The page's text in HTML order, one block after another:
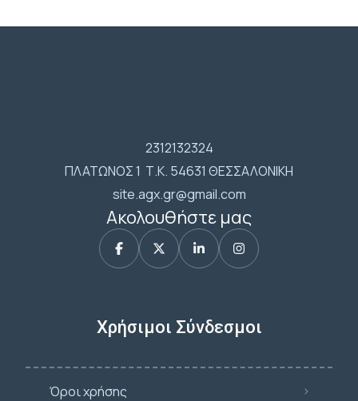
2312132324
ΠΛΑΤΩΝΟΣ 1 Τ.Κ. 54631 ΘΕΣΣΑΛΟΝΙΚΗ
site.agx.gr@gmail.com
Ακολουθήστε μας
Χρήσιμοι Σύνδεσμοι
Όροι χρήσης